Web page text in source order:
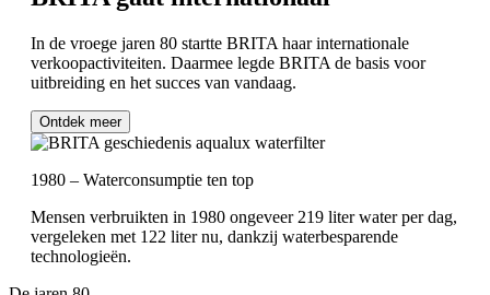
In de vroege jaren 80 startte BRITA haar internationale
verkoopactiviteiten. Daarmee legde BRITA de basis voor
uitbreiding en het succes van vandaag.
Ontdek meer
1980 – Waterconsumptie ten top
Mensen verbruikten in 1980 ongeveer 219 liter water per dag,
vergeleken met 122 liter nu, dankzij waterbesparende
technologieën.